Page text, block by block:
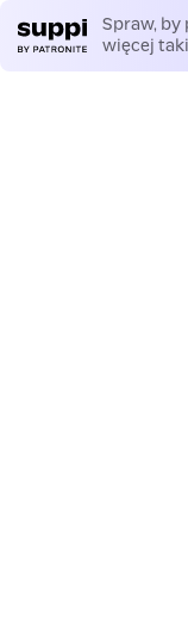
Spraw, by
więcej